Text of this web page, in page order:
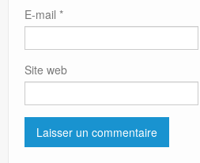
E-mail *
Site web